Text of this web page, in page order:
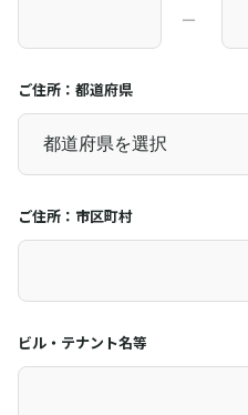
―
ご住所：都道府県
ご住所：市区町村
ビル・テナント名等